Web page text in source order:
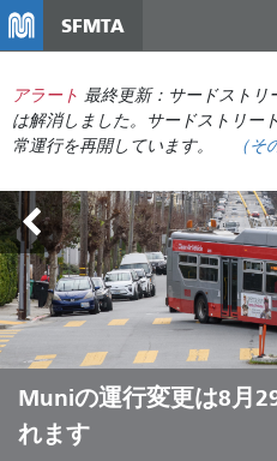
SFMTA
アラート 最終更新：サードストリ
は解消しました。サードストリー
常運行を再開しています。
（そ
アウトサイド・ランズ
Muniの運行変更は8月
れます
夏はMuniで移動しよう
予算のギャップを埋め